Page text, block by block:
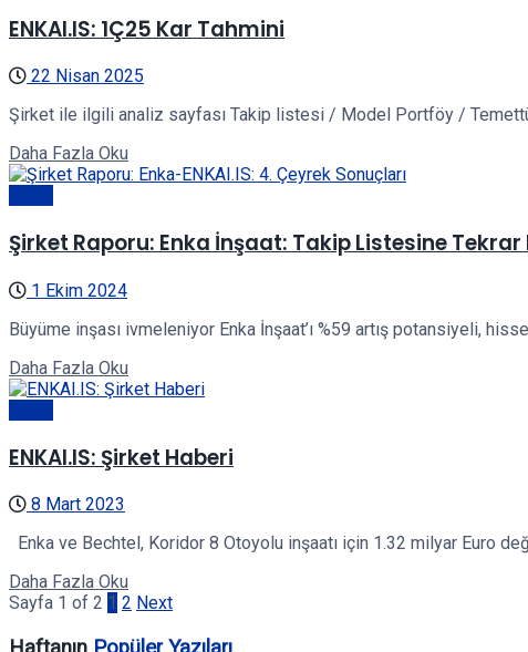
ENKAI.IS: 1Ç25 Kar Tahmini
22 Nisan 2025
Şirket ile ilgili analiz sayfası Takip listesi / Model Portföy / Temettü
Daha Fazla Oku
Şirket Raporu: Enka İnşaat: Takip Listesine Tekrar
1 Ekim 2024
Büyüme inşası ivmeleniyor Enka İnşaat’ı %59 artış potansiyeli,
Daha Fazla Oku
ENKAI.IS: Şirket Haberi
8 Mart 2023
Enka ve Bechtel, Koridor 8 Otoyolu inşaatı için 1.32 milyar Euro
Daha Fazla Oku
Sayfa 1 of 2 1 2 Next